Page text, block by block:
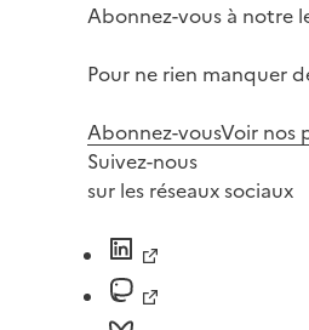
Abonnez-vous à notre
Pour ne rien manquer
Abonnez-vousVoir nos
Suivez-nous
sur les réseaux sociaux